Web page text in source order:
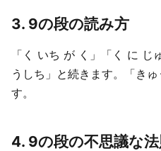
3. 9の段の読み方
「く いち が く」「く に じ
うしち」と続きます。「き
す。
4. 9の段の不思議な法